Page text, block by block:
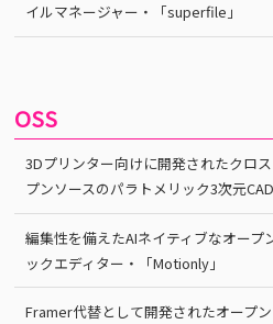
イルマネージャー・「superfile」
OSS
3Dプリンター向けに開発されたクロ
プンソースのパラトメリック3次元
編集性を備えたAIネイティブなオープ
ックエディター・「Motionly」
Framer代替として開発されたオープ